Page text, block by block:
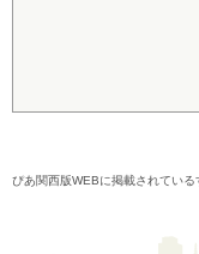
ぴあ関西版WEBに掲載されてい